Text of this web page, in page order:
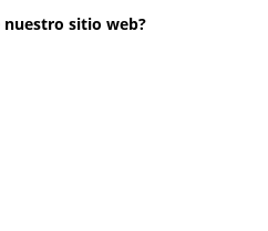
nuestro sitio web?